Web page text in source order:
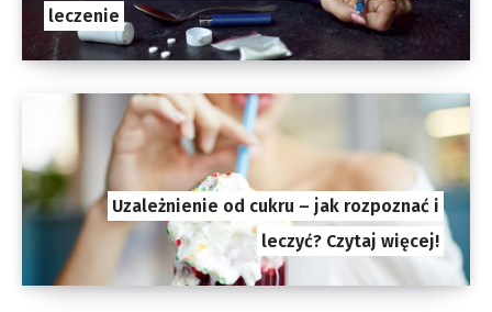
leczenie
Uzależnienie od cukru – jak rozpoznać i
leczyć? Czytaj więcej!